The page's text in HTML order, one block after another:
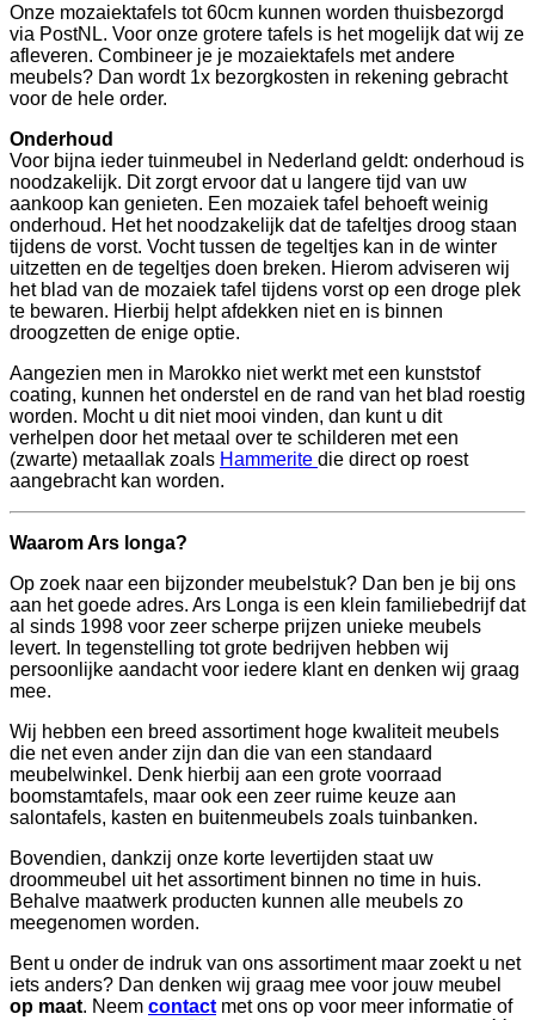
Onze mozaiektafels tot 60cm kunnen worden thuisbezorgd
via PostNL. Voor onze grotere tafels is het mogelijk dat wij ze
afleveren. Combineer je je mozaiektafels met andere
meubels? Dan wordt 1x bezorgkosten in rekening gebracht
voor de hele order.
Onderhoud
Voor bijna ieder tuinmeubel in Nederland geldt: onderhoud is
noodzakelijk. Dit zorgt ervoor dat u langere tijd van uw
aankoop kan genieten. Een mozaiek tafel behoeft weinig
onderhoud. Het het noodzakelijk dat de tafeltjes droog staan
tijdens de vorst. Vocht tussen de tegeltjes kan in de winter
uitzetten en de tegeltjes doen breken. Hierom adviseren wij
het blad van de mozaiek tafel tijdens vorst op een droge plek
te bewaren. Hierbij helpt afdekken niet en is binnen
droogzetten de enige optie.
Aangezien men in Marokko niet werkt met een kunststof
coating, kunnen het onderstel en de rand van het blad roestig
worden. Mocht u dit niet mooi vinden, dan kunt u dit
verhelpen door het metaal over te schilderen met een
(zwarte) metaallak zoals Hammerite die direct op roest
aangebracht kan worden.
Waarom Ars longa?
Op zoek naar een bijzonder meubelstuk? Dan ben je bij ons
aan het goede adres. Ars Longa is een klein familiebedrijf dat
al sinds 1998 voor zeer scherpe prijzen unieke meubels
levert. In tegenstelling tot grote bedrijven hebben wij
persoonlijke aandacht voor iedere klant en denken wij graag
mee.
Wij hebben een breed assortiment hoge kwaliteit meubels
die net even ander zijn dan die van een standaard
meubelwinkel. Denk hierbij aan een grote voorraad
boomstamtafels, maar ook een zeer ruime keuze aan
salontafels, kasten en buitenmeubels zoals tuinbanken.
Bovendien, dankzij onze korte levertijden staat uw
droommeubel uit het assortiment binnen no time in huis.
Behalve maatwerk producten kunnen alle meubels zo
meegenomen worden.
Bent u onder de indruk van ons assortiment maar zoekt u net
iets anders? Dan denken wij graag mee voor jouw meubel
op maat. Neem contact met ons op voor meer informatie of